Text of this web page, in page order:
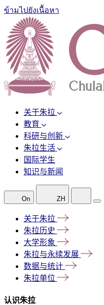
ข้ามไปยังเนื้อหา
关于朱拉
教育
科研与创新
朱拉生活
国际学生
知识与新闻
On ZH
关于朱拉
朱拉历史
大学形象
朱拉与永续发展
数据与统计
朱拉单位
认识朱拉